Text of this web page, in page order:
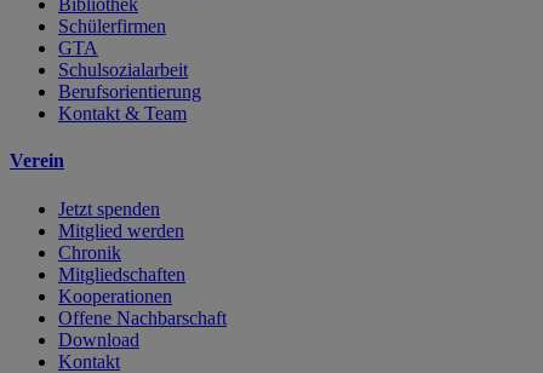
Bibliothek
Schülerfirmen
GTA
Schulsozialarbeit
Berufsorientierung
Kontakt & Team
Verein
Jetzt spenden
Mitglied werden
Chronik
Mitgliedschaften
Kooperationen
Offene Nachbarschaft
Download
Kontakt